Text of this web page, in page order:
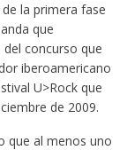
la primera fase
que
concurso que
iberoamericano
U>Rock que
de 2009.
que al menos uno